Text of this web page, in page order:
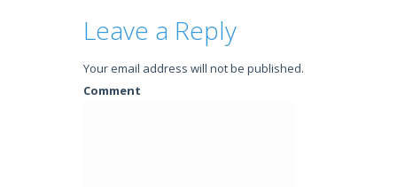
Leave a Reply
Your email address will not be published.
Comment